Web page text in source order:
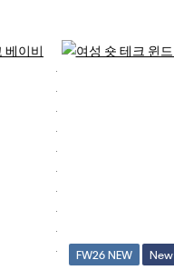
FW26 NEW New